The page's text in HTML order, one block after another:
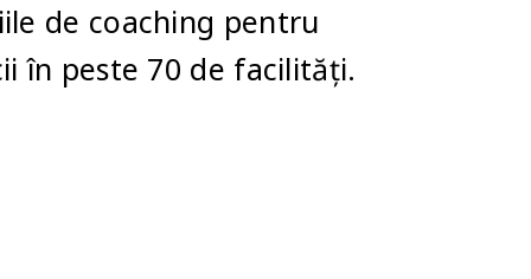
de coaching pentru
în peste 70 de facilități.